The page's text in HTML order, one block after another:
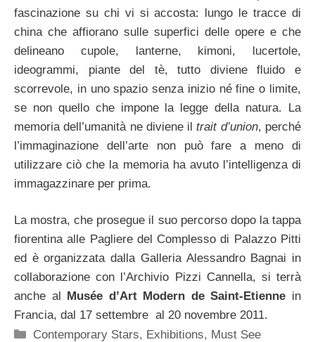
fascinazione su chi vi si accosta: lungo le tracce di
china che affiorano sulle superfici delle opere e che
delineano cupole, lanterne, kimoni, lucertole,
ideogrammi, piante del tè, tutto diviene fluido e
scorrevole, in uno spazio senza inizio né fine o limite,
se non quello che impone la legge della natura. La
memoria dell’umanità ne diviene iltrait d’union, perché
l’immaginazione dell’arte non può fare a meno di
utilizzare ciò che la memoria ha avuto l’intelligenza di
immagazzinare per prima.
La mostra, che prosegue il suo percorso dopo la tappa
fiorentina alle Pagliere del Complesso di Palazzo Pitti
ed è organizzata dalla Galleria Alessandro Bagnai in
collaborazione con l’Archivio Pizzi Cannella, si terrà
anche al Musée d’Art Modern de Saint-Etienne in
Francia, dal 17 settembre al 20 novembre 2011.
Categorie
Contemporary Stars, Exhibitions, Must See